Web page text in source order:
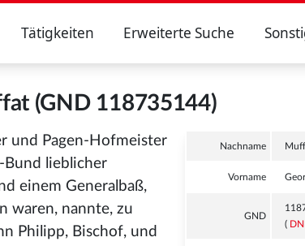
Tätigkeiten Erweiterte Suche
(GND 118735144)
Nachname
Vorname
GND
(
und Pagen-Hofmeister
Bund lieblicher
einem Generalbaß,
waren, nannte, zu
Philipp, Bischof, und